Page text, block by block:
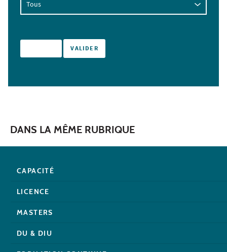
DANS LA MÊME RUBRIQUE
CAPACITÉ
LICENCE
MASTERS
DU & DIU